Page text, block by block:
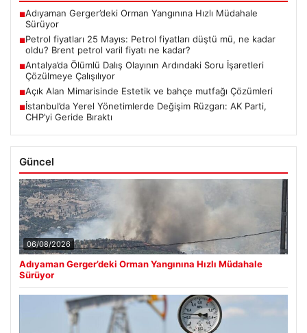
■Adıyaman Gerger’deki Orman Yangınına Hızlı Müdahale
Sürüyor
■Petrol fiyatları 25 Mayıs: Petrol fiyatları düştü mü, ne kadar
oldu? Brent petrol varil fiyatı ne kadar?
■Antalya’da Ölümlü Dalış Olayının Ardındaki Soru İşaretleri
Çözülmeye Çalışılıyor
■Açık Alan Mimarisinde Estetik ve bahçe mutfağı Çözümleri
■İstanbul’da Yerel Yönetimlerde Değişim Rüzgarı: AK Parti,
CHP’yi Geride Bıraktı
Güncel
06/08/2026
Adıyaman Gerger’deki Orman Yangınına Hızlı Müdahale
Sürüyor